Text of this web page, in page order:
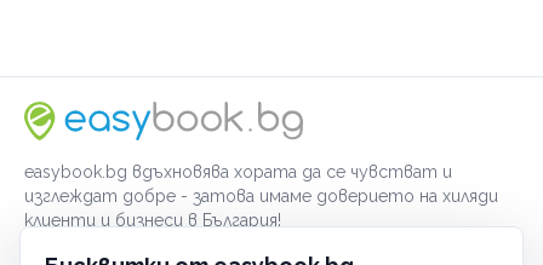
easybook.bg вдъхновява хората да се чувстват и
изглеждат добре - затова имаме доверието на хиляди
клиенти и бизнеси в България!